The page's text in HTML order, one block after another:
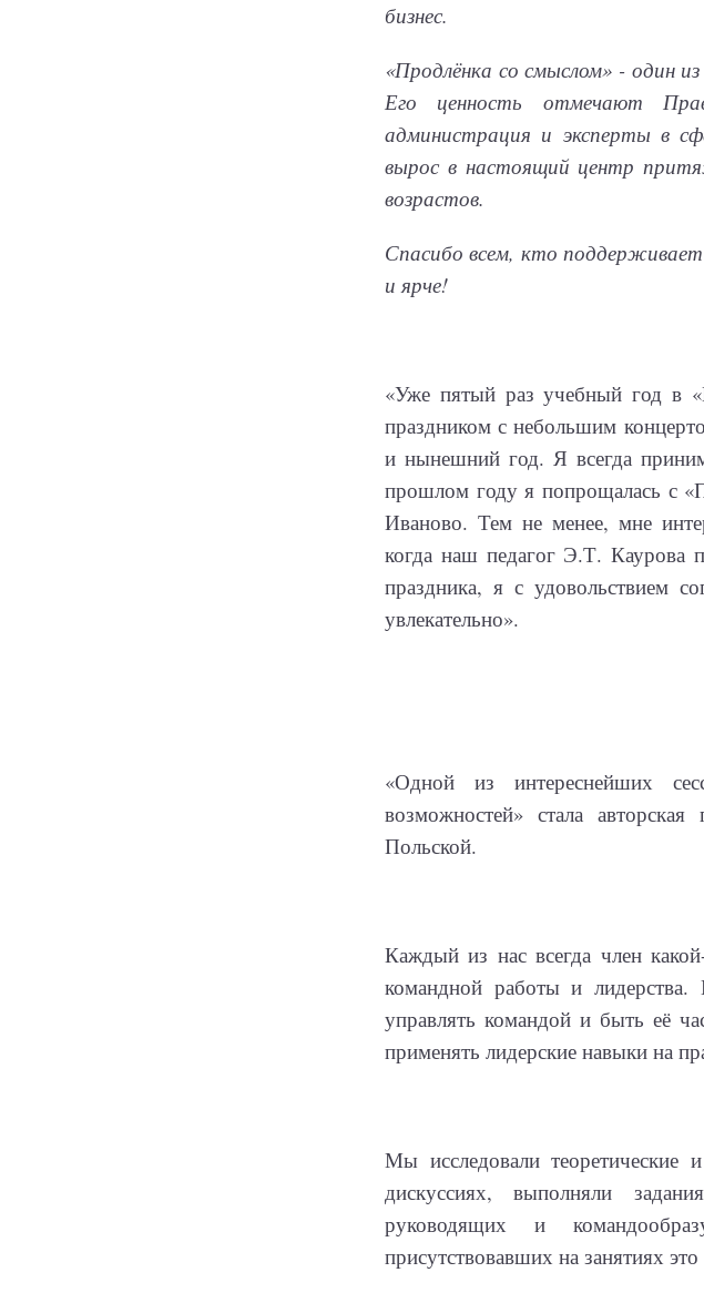
бизнес.
«Продлёнка со смыслом» - один
Его ценность отмечают
администрация и эксперты в
вырос в настоящий центр
возрастов.
Спасибо всем, кто
и ярче!
«Уже пятый раз учебный год в
праздником с небольшим
и нынешний год. Я всегда
прошлом году я попрощалась с
Иваново. Тем не менее, мне
когда наш педагог Э.Т. Каурова
праздника, я с удовольствием
увлекательно».
«Одной из интереснейших
возможностей» стала
Польской.
Каждый из нас всегда член
командной работы и
управлять командой и быть её
применять лидерские навыки на
Мы исследовали теоретические
дискуссиях, выполняли
руководящих и
присутствовавших на занятиях